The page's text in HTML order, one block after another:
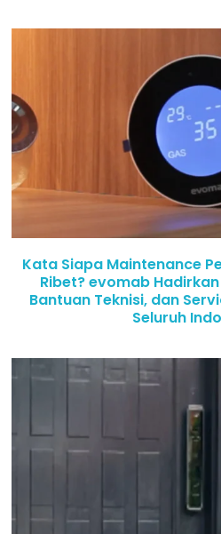
Kata Siapa Maintenance
Ribet? evomab
Bantuan Teknisi, dan
Seluruh